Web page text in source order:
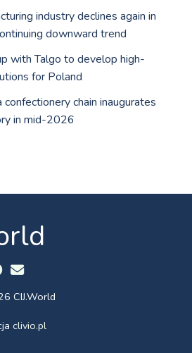
industry declines again in
downward trend
with Talgo to develop high-
for Poland
confectionery chain inaugurates
in mid-2026
CIJ.World
clivio.pl